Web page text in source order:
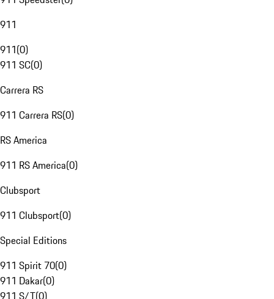
911
911(0)
911 SC(0)
Carrera RS
911 Carrera RS(0)
RS America
911 RS America(0)
Clubsport
911 Clubsport(0)
Special Editions
911 Spirit 70(0)
911 Dakar(0)
911 S/T(0)